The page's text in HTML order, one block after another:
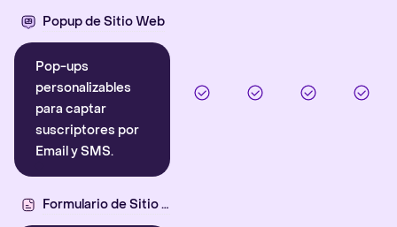
Popup de Sitio Web
Pop-ups
personalizables
para captar
suscriptores por
Email y SMS.
Formulario de Sitio Web